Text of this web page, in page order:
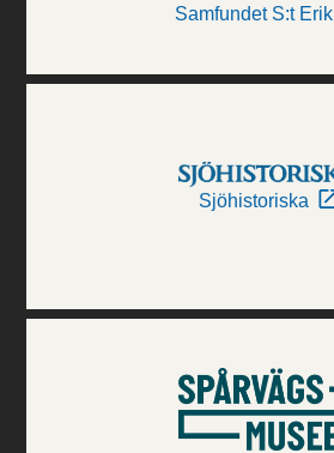
Samfundet S:t Erik
Sjöhistoriska